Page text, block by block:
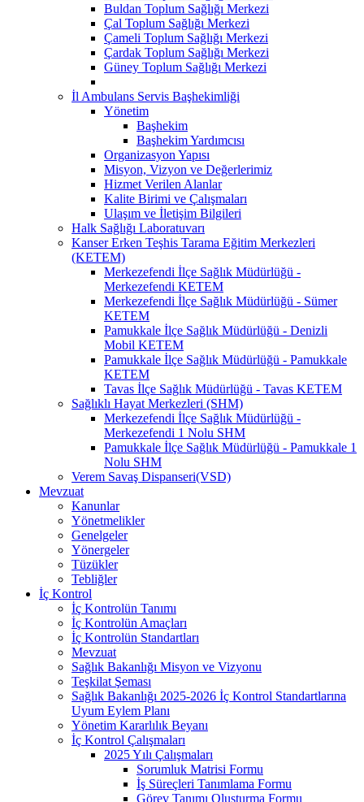
Buldan Toplum Sağlığı Merkezi
Çal Toplum Sağlığı Merkezi
Çameli Toplum Sağlığı Merkezi
Çardak Toplum Sağlığı Merkezi
Güney Toplum Sağlığı Merkezi
İl Ambulans Servis Başhekimliği
Yönetim
Başhekim
Başhekim Yardımcısı
Organizasyon Yapısı
Misyon, Vizyon ve Değerlerimiz
Hizmet Verilen Alanlar
Kalite Birimi ve Çalışmaları
Ulaşım ve İletişim Bilgileri
Halk Sağlığı Laboratuvarı
Kanser Erken Teşhis Tarama Eğitim Merkezleri
(KETEM)
Merkezefendi İlçe Sağlık Müdürlüğü -
Merkezefendi KETEM
Merkezefendi İlçe Sağlık Müdürlüğü - Sümer
KETEM
Pamukkale İlçe Sağlık Müdürlüğü - Denizli
Mobil KETEM
Pamukkale İlçe Sağlık Müdürlüğü - Pamukkale
KETEM
Tavas İlçe Sağlık Müdürlüğü - Tavas KETEM
Sağlıklı Hayat Merkezleri (SHM)
Merkezefendi İlçe Sağlık Müdürlüğü -
Merkezefendi 1 Nolu SHM
Pamukkale İlçe Sağlık Müdürlüğü - Pamukkale 1
Nolu SHM
Verem Savaş Dispanseri(VSD)
Mevzuat
Kanunlar
Yönetmelikler
Genelgeler
Yönergeler
Tüzükler
Tebliğler
İç Kontrol
İç Kontrolün Tanımı
İç Kontrolün Amaçları
İç Kontrolün Standartları
Mevzuat
Sağlık Bakanlığı Misyon ve Vizyonu
Teşkilat Şeması
Sağlık Bakanlığı 2025-2026 İç Kontrol Standartlarına
Uyum Eylem Planı
Yönetim Kararlılık Beyanı
İç Kontrol Çalışmaları
2025 Yılı Çalışmaları
Sorumluk Matrisi Formu
İş Süreçleri Tanımlama Formu
Görev Tanımı Oluşturma Formu